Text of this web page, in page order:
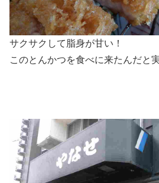
サクサクして脂身が甘い！
このとんかつを食べに来たんだと